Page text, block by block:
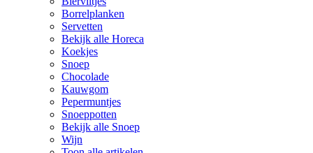
Borrelplanken
Servetten
Bekijk alle Horeca
Koekjes
Snoep
Chocolade
Kauwgom
Pepermuntjes
Snoeppotten
Bekijk alle Snoep
Wijn